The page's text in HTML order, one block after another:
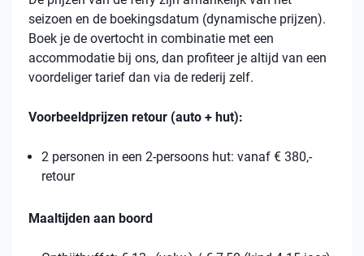
seizoen en de boekingsdatum (dynamische prijzen).
Boek je de overtocht in combinatie met een
accommodatie bij ons, dan profiteer je altijd van een
voordeliger tarief dan via de rederij zelf.
Voorbeeldprijzen retour (auto + hut):
2 personen in een 2-persoons hut: vanaf € 380,-
retour
Maaltijden aan boord